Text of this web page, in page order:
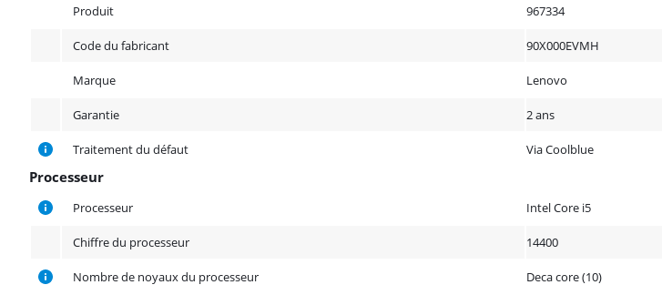
Produit 967334
Code du fabricant 90X000EVMH
Marque Lenovo
Garantie 2 ans
Traitement du défaut Via Coolblue
Processeur
Processeur
Processeur Intel Core i5
Chiffre du processeur 14400
Nombre de noyaux du processeur Deca core (10)